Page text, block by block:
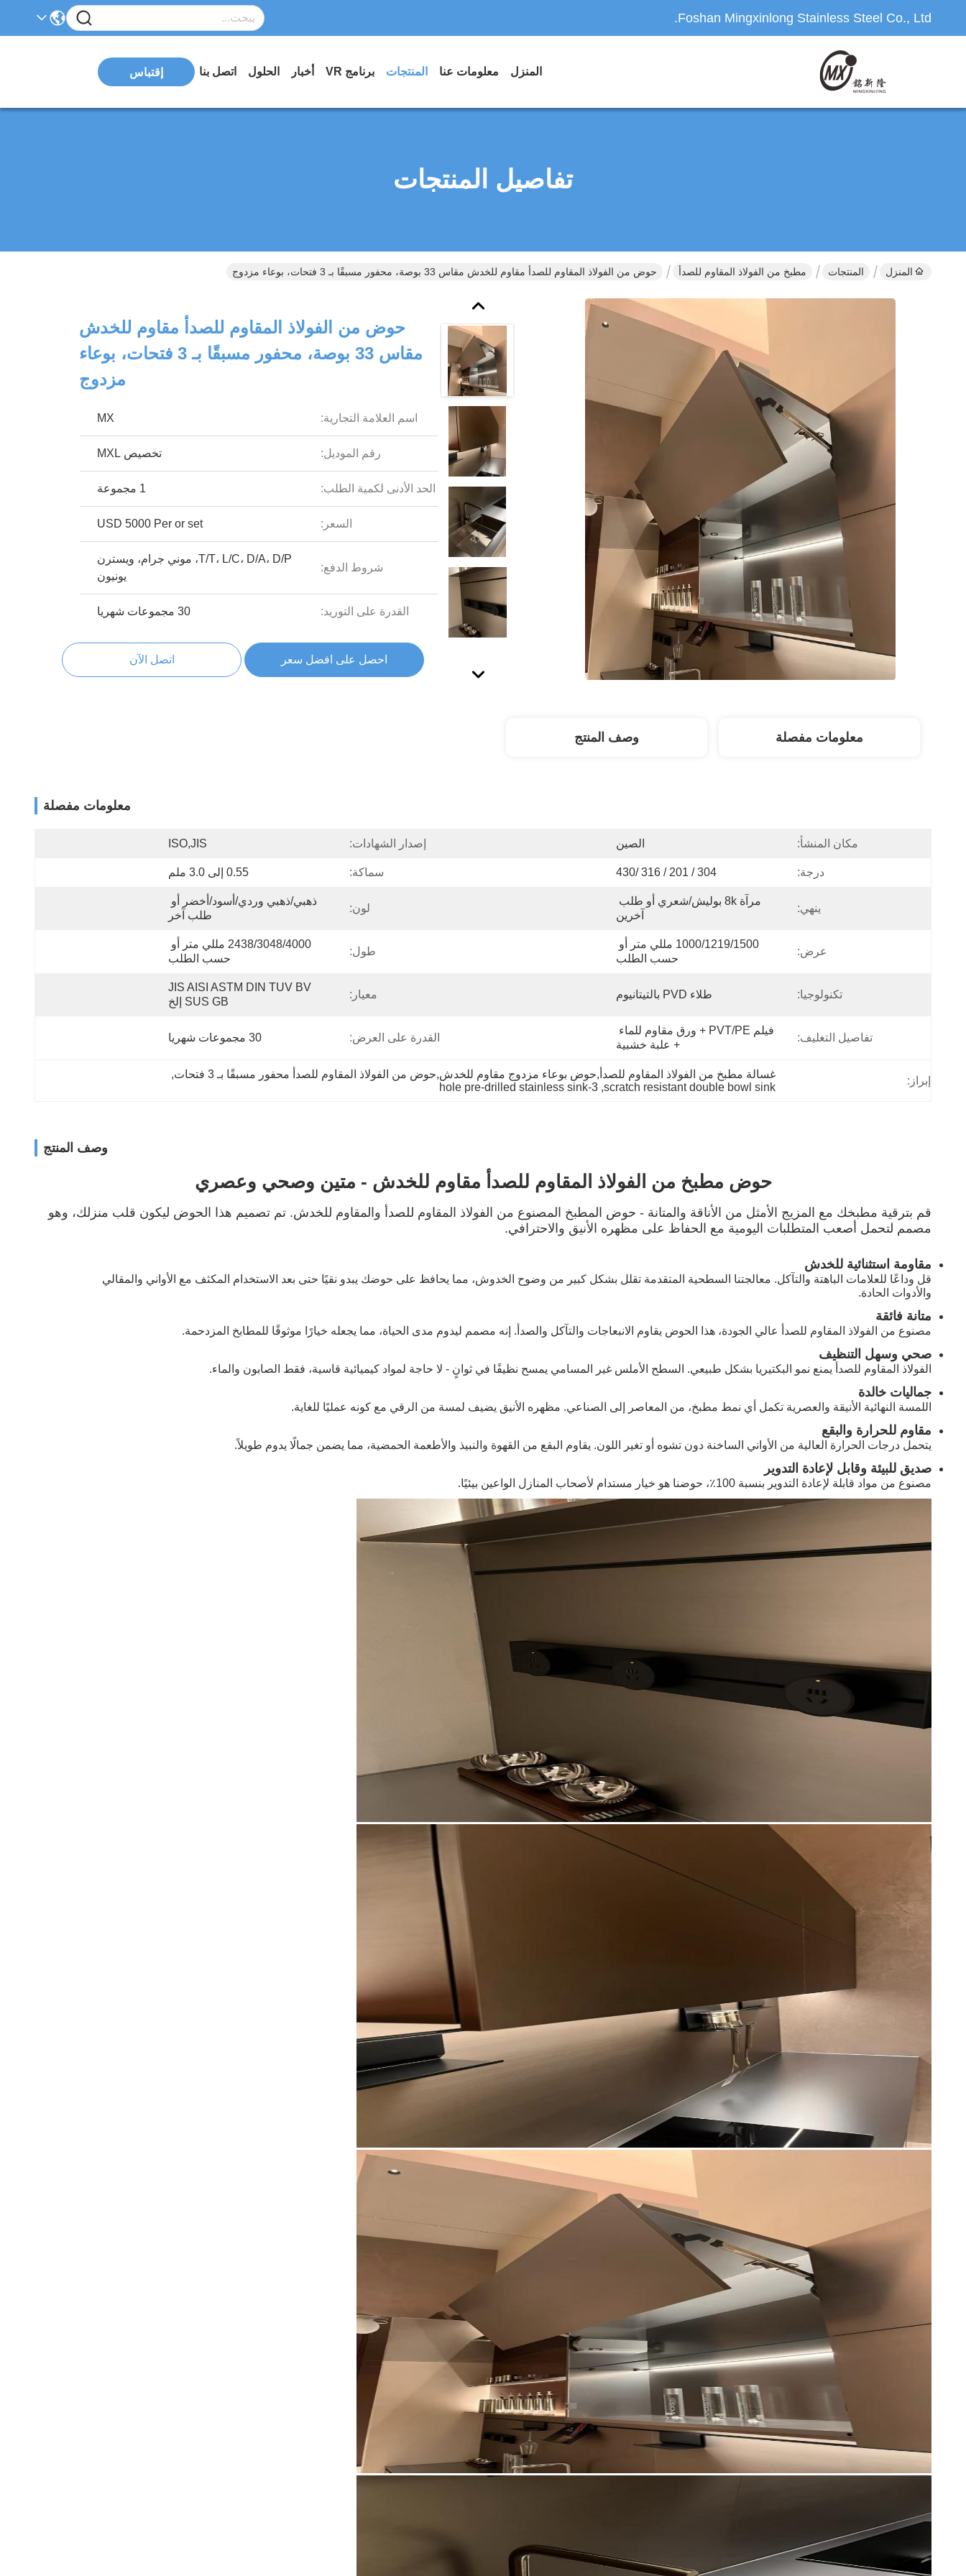
Foshan Mingxinlong Stainless Steel Co., Ltd.
المنزل معلومات عنا المنتجات برنامج VR أخبار الحلول اتصل بنا إقتباس
تفاصيل المنتجات
المنزل المنتجات مطبخ من الفولاذ المقاوم للصدأ حوض من الفولاذ المقاوم للصدأ مقاوم للخدش مقاس 33 بوصة، محفور مسبقًا بـ 3 فتحات، بوعاء مزدوج
حوض من الفولاذ المقاوم للصدأ مقاوم للخدش
مقاس 33 بوصة، محفور مسبقًا بـ 3 فتحات، بوعاء
مزدوج
اسم العلامة التجارية: MX
رقم الموديل: تخصيص MXL
الحد الأدنى لكمية الطلب: 1 مجموعة
السعر: USD 5000 Per or set
شروط الدفع:
T/T، L/C، D/A، D/P، موني جرام، ويسترن
يونيون
القدرة على التوريد: 30 مجموعات شهريا
احصل على افضل سعر اتصل الآن
معلومات مفصلة وصف المنتج
معلومات مفصلة
مكان المنشأ: الصين إصدار الشهادات: ISO,JIS
درجة: 304 / 201 / 316 /430 سماكة: 0.55 إلى 3.0 ملم
ينهي:
آخرين
لون:
ذهبي/ذهبي وردي/أسود/أخضر أو ​​
طلب آخر
عرض:
حسب الطلب
طول:
حسب الطلب
تكنولوجيا: طلاء PVD بالتيتانيوم معيار:
JIS AISI ASTM DIN TUV BV
SUS GB إلخ
تفاصيل التغليف:
+ علبة خشبية
القدرة على العرض: 30 مجموعات شهريا
إبراز:
غسالة مطبخ من الفولاذ المقاوم للصدأ,حوض بوعاء مزدوج مقاوم للخدش,حوض من الفولاذ المقاوم للصدأ محفور مسبقًا بـ 3 فتحات
,
scratch resistant double bowl sink
,
3-hole pre-drilled stainless sink
وصف المنتج
حوض مطبخ من الفولاذ المقاوم للصدأ مقاوم للخدش - متين وصحي وعصري
قم بترقية مطبخك مع المزيج الأمثل من الأناقة والمتانة - حوض المطبخ المصنوع من الفولاذ المقاوم للصدأ والمقاوم للخدش. تم تصميم هذا الحوض ليكون قلب منزلك، وهو
مصمم لتحمل أصعب المتطلبات اليومية مع الحفاظ على مظهره الأنيق والاحترافي.
مقاومة استثنائية للخدش
قل وداعًا للعلامات الباهتة والتآكل. معالجتنا السطحية المتقدمة تقلل بشكل كبير من وضوح الخدوش، مما يحافظ على حوضك يبدو نقيًا حتى بعد الاستخدام المكثف مع الأواني والمقالي
والأدوات الحادة.
متانة فائقة
مصنوع من الفولاذ المقاوم للصدأ عالي الجودة، هذا الحوض يقاوم الانبعاجات والتآكل والصدأ. إنه مصمم ليدوم مدى الحياة، مما يجعله خيارًا موثوقًا للمطابخ المزدحمة.
صحي وسهل التنظيف
الفولاذ المقاوم للصدأ يمنع نمو البكتيريا بشكل طبيعي. السطح الأملس غير المسامي يمسح نظيفًا في ثوانٍ - لا حاجة لمواد كيميائية قاسية، فقط الصابون والماء.
جماليات خالدة
اللمسة النهائية الأنيقة والعصرية تكمل أي نمط مطبخ، من المعاصر إلى الصناعي. مظهره الأنيق يضيف لمسة من الرقي مع كونه عمليًا للغاية.
مقاوم للحرارة والبقع
يتحمل درجات الحرارة العالية من الأواني الساخنة دون تشوه أو تغير اللون. يقاوم البقع من القهوة والنبيذ والأطعمة الحمضية، مما يضمن جمالًا يدوم طويلاً.
صديق للبيئة وقابل لإعادة التدوير
مصنوع من مواد قابلة لإعادة التدوير بنسبة 100٪، حوضنا هو خيار مستدام لأصحاب المنازل الواعين بيئيًا.